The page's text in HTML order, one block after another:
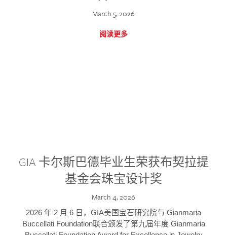
March 5, 2026
阅读更多
GIA 卡尔斯巴德毕业生荣获布契拉提
基金会珠宝设计奖
March 4, 2026
2026 年 2 月 6 日，GIA美国宝石研究院与 Gianmaria
Buccellati Foundation联合颁发了第九届年度 Gianmaria